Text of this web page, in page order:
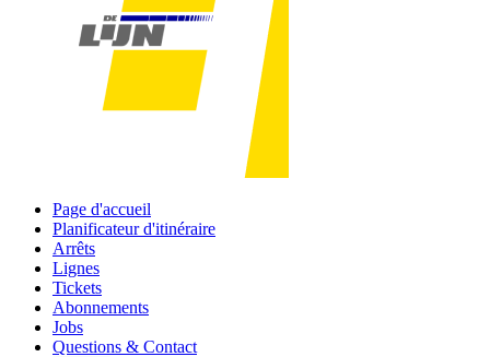
Page d'accueil
Planificateur d'itinéraire
Arrêts
Lignes
Tickets
Abonnements
Jobs
Questions & Contact